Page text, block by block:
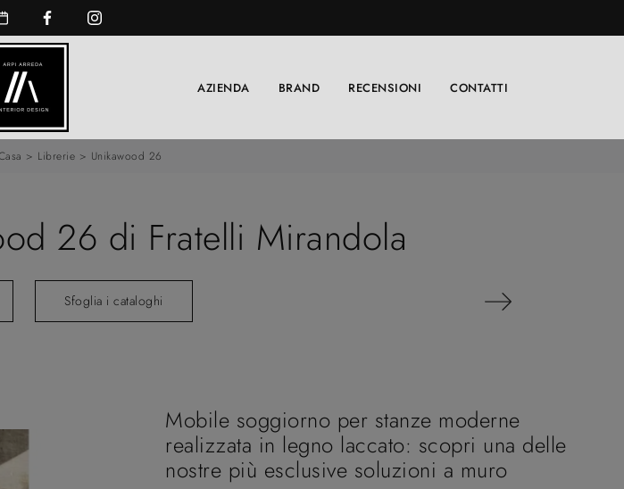
AZIENDA BRAND RECENSIONI CONTATTI
> Librerie > Unikawood 26
26 di Fratelli Mirandola
Sfoglia i cataloghi
Mobile soggiorno per stanze moderne
realizzata in legno laccato: scopri una delle
nostre più esclusive soluzioni a muro